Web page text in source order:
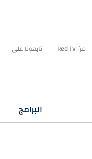
عن Red TV تابعونا على
البرامج